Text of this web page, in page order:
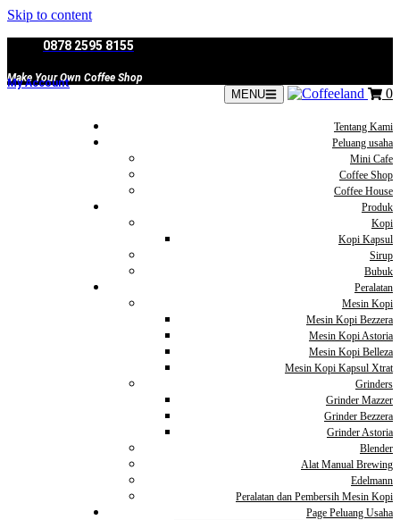
Skip to content
0878 2595 8155
Make Your Own Coffee Shop
My Account
MENU 0
Tentang Kami
Peluang usaha
Mini Cafe
Coffee Shop
Coffee House
Produk
Kopi
Kopi Kapsul
Sirup
Bubuk
Peralatan
Mesin Kopi
Mesin Kopi Bezzera
Mesin Kopi Astoria
Mesin Kopi Belleza
Mesin Kopi Kapsul Xtrat
Grinders
Grinder Mazzer
Grinder Bezzera
Grinder Astoria
Blender
Alat Manual Brewing
Edelmann
Peralatan dan Pembersih Mesin Kopi
Page Peluang Usaha